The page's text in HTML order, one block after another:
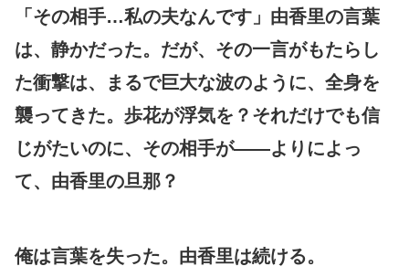
「その相手…私の夫なんです」由香里の言葉
は、静かだった。だが、その一言がもたらし
た衝撃は、まるで巨大な波のように、全身を
襲ってきた。歩花が浮気を？それだけでも信
じがたいのに、その相手が――よりによっ
て、由香里の旦那？
俺は言葉を失った。由香里は続ける。